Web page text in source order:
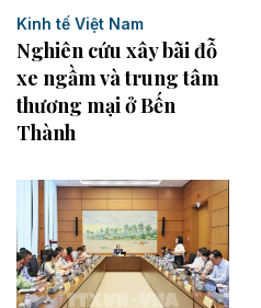
Kinh tế Việt Nam
Nghiên cứu xây bãi đỗ
xe ngầm và trung tâm
thương mại ở Bến
Thành